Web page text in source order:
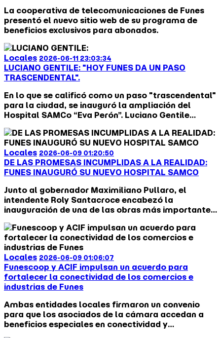
La cooperativa de telecomunicaciones de Funes
presentó el nuevo sitio web de su programa de
beneficios exclusivos para abonados.
Locales 2026-06-11 23:03:34
LUCIANO GENTILE: "HOY FUNES DA UN PASO
TRASCENDENTAL".
En lo que se calificó como un paso "trascendental"
para la ciudad, se inauguró la ampliación del
Hospital SAMCo “Eva Perón”. Luciano Gentile
infraestructura física, representando una inversión
directa en la dignidad y calidad de vida de miles de
vecinos.
Locales 2026-06-09 01:20:50
DE LAS PROMESAS INCUMPLIDAS A LA REALIDAD:
FUNES INAUGURÓ SU NUEVO HOSPITAL SAMCO
Junto al gobernador Maximiliano Pullaro, el
intendente Roly Santacroce encabezó la
inauguración de una de las obras más importantes
superior a los 3.400 millones de pesos, el nuevo
Hospital Samco fortalece el sistema de salud
regional y consolida el proceso de transformación
que atraviesa Funes
Locales 2026-06-09 01:06:07
Funescoop y ACIF impulsan un acuerdo para
fortalecer la conectividad de los comercios e
industrias de Funes
Ambas entidades locales firmaron un convenio
para que los asociados de la cámara accedan a
beneficios especiales en conectividad y